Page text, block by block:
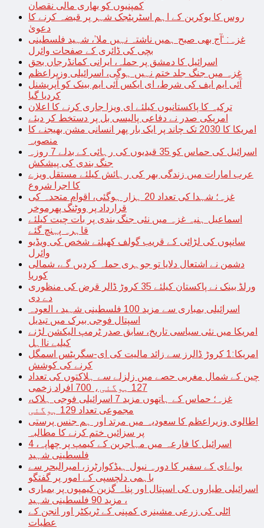
کمپنیوں کو بھاری مالی نقصان
روس کا یوکرین کے اہم اسٹریٹجک شہر پر قبضہ کرنے کا
دعویٰ
غزہ: ‘آج بھی صبح ہمیں ناشتہ نہیں ملا’، شہید فلسطینی
بچی کی ڈائری کے صفحات وائرل
اسرائیل کا دمشق پر حملہ، ایرانی کمانڈرجاں بحق
غزہ میں جنگ جلد ختم نہیں ہوگی، اسرائیلی وزیراعظم
آئی ایم ایف کی شرط، ای ایکس آئی ایم بینک کو آپریشنل
کردیا گیا
ترکیہ کا پاکستانیوں کیلئے ای ویزا جاری کرنے کا اعلان
امریکی صدر نے دفاعی پالیسی بل پر دستخط کر دیئے
امریکا کا 2030 تک چاند پر ایک بار پھر انسانی مشن بھیجنے کا
منصوبہ
اسرائیل کی حماس کو 35 قیدیوں کی رہائی کے بدلے 7 روزہ
جنگ بندی کی پیشکش
عرب امارات میں زندگی بھر کی رہائش کیلئے مستقل ویزے
کا اجرا شروع
غزہ؛ شہدا کی تعداد 20 ہزار ہوگئی، اقوام متحدہ کی
قرارداد پر ووٹنگ پھرموخر
اسماعیل ہنیہ غزہ میں نئی جنگ بندی پر بات چیت کیلئے
قاہرہ پہنچ گئے
سانپوں کی لڑائی کے قریب گولف کھیلتے شخص کی ویڈیو
وائرل
دشمن نے اشتعال دلایا تو جوہری حملہ کردیں گے، شمالی
کوریا
ورلڈ بینک نے پاکستان کیلئے 35 کروڑ ڈالر قرض کی منظوری
دے دی
اسرائیلی بمباری سے مزید 100 فلسطینی شہید ، العودہ
اسپتال فوجی بیرک میں تبدیل
امریکا میں نئی سیاسی تاریخ، سابق صدر ٹرمپ الیکشن لڑنے
کیلیے نااہل
امریکا:1 کروڑ ڈالرز سے زائد مالیت کی ای-سگریٹس اسمگل
کرنے کی کوشش
چین کے شمال مغربی حصے میں زلزلے سے ہلاکتوں کی تعداد
127 ہوگئی، 700 افراد زخمی
غزہ؛ حماس کے ہاتھوں مزید 7 اسرائیلی فوجی ہلاک،
مجموعی تعداد 129 ہوگئی
اطالوی وزیراعظم کا سعودیہ میں مرتد اور ہم جنس پرستی
پر سزائیں ختم کرنے کا مطالبہ
اسرائیل کا فارعہ میں مہاجرین کے کیمپ پر چھاپہ، 4
فلسطینی شہید
یواےای کے سفیر کا دورہ نیول ہیڈکوارٹرز، امیرالبحر سے
باہمی دلچسپی کے امور پر گفتگو
اسرائیلی طیاروں کی اسپتال اور پناہ گزین کیمپوں پر بمباری
، مزید 90 فلسطینی شہید
اٹلی کی زرعی مشینری کمپنی کے ٹریکٹر اور انجن کے
عطیات